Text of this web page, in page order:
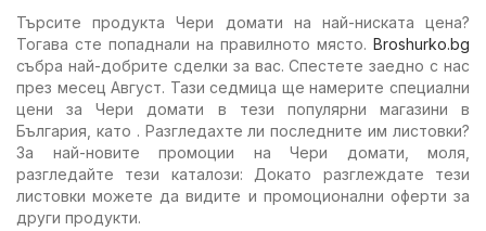
Търсите продукта Чери домати на най-ниската цена?
Тогава сте попаднали на правилното място. Broshurko.bg
събра най-добрите сделки за вас. Спестете заедно с нас
през месец Август. Тази седмица ще намерите специални
цени за Чери домати в тези популярни магазини в
България, като . Разгледахте ли последните им листовки?
За най-новите промоции на Чери домати, моля,
разгледайте тези каталози: Докато разглеждате тези
листовки можете да видите и промоционални оферти за
други продукти.